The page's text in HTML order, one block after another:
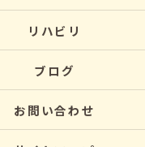
リハビリ
ブログ
お問い合わせ